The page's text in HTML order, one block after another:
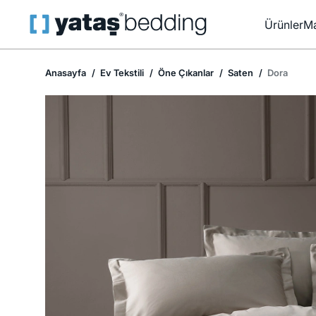
Ürünler
Anasayfa Ev Tekstili Öne Çıkanlar Saten Dora